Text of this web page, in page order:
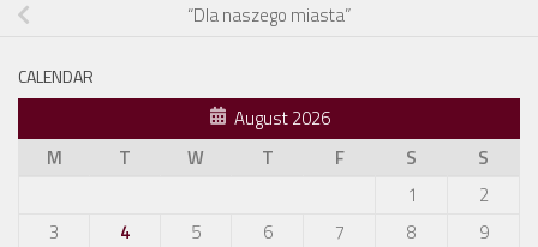
“Dla naszego miasta”
CALENDAR
August 2026
M
T W T F S
S
1
2
3
4 5 6 7 8
9